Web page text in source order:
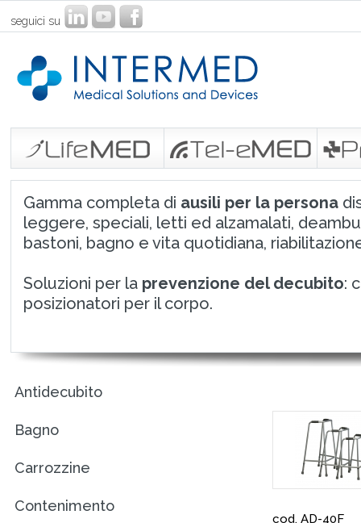
seguici su
Gamma completa di ausili per la persona
leggere, speciali, letti ed alzamalati,
bastoni, bagno e vita quotidiana,
Soluzioni per la prevenzione del decubito:
posizionatori per il corpo.
Antidecubito
Bagno
Carrozzine
Contenimento
cod. AD-40F